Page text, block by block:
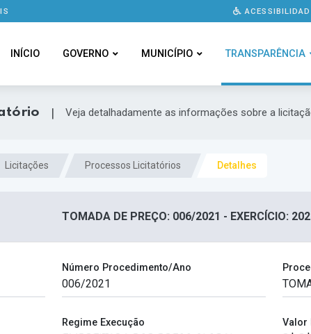
INÍCIO GOVERNO MUNICÍPIO TRANSPARÊNCIA
| Veja detalhadamente as informações sobre a
Licitações Processos Licitatórios Detalhes
TOMADA DE PREÇO: 006/2021 - EXERCÍCIO:
Número Procedimento/Ano
Regime Execução Valor